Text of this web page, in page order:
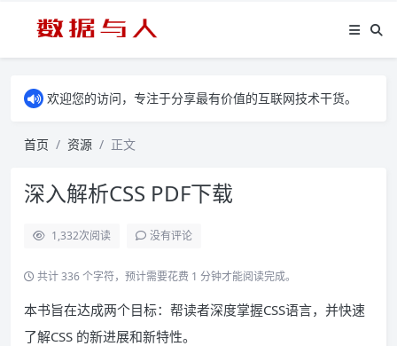
欢迎您的访问，专注于分享最有价值的互联网技术干货。
首页 资源 正文
深入解析CSS PDF下载
1,332次阅读 没有评论
共计 336 个字符，预计需要花费 1 分钟才能阅读完成。
本书旨在达成两个目标：帮读者深度掌握CSS语言，并快速
了解CSS 的新进展和新特性。